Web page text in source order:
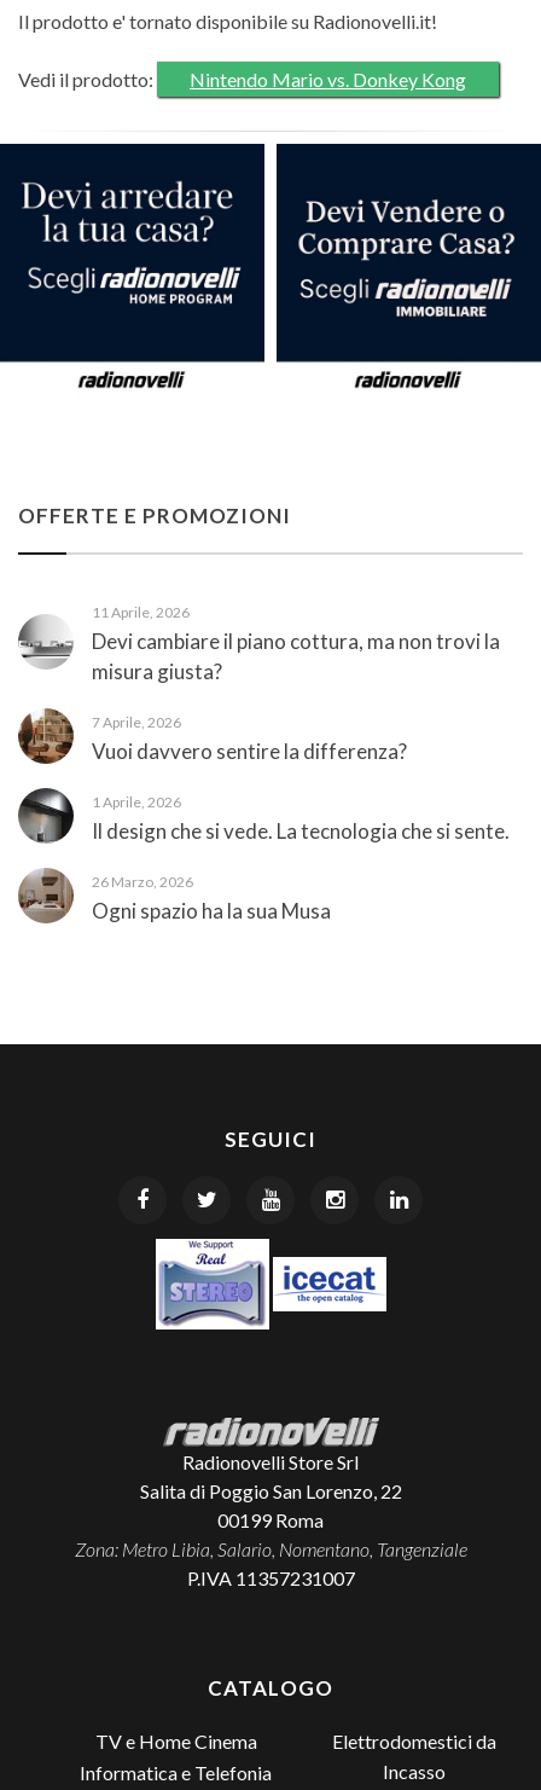
Il prodotto e' tornato disponibile su Radionovelli.it!
Vedi il prodotto: Nintendo Mario vs. Donkey Kong
OFFERTE E PROMOZIONI
11 Aprile, 2026
Devi cambiare il piano cottura, ma non trovi la
misura giusta?
7 Aprile, 2026
Vuoi davvero sentire la differenza?
1 Aprile, 2026
Il design che si vede. La tecnologia che si sente.
26 Marzo, 2026
Ogni spazio ha la sua Musa
SEGUICI
Radionovelli Store Srl
Salita di Poggio San Lorenzo, 22
00199 Roma
Zona: Metro Libia, Salario, Nomentano, Tangenziale
P.IVA 11357231007
CATALOGO
TV e Home Cinema
Informatica e Telefonia
Elettrodomestici da
Incasso